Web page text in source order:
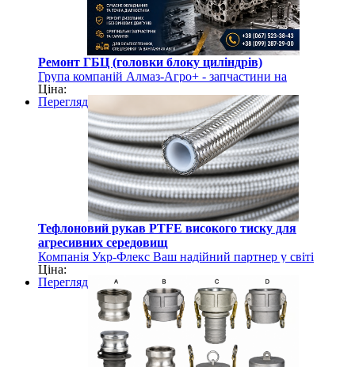
Ремонт ГБЦ (головки блоку циліндрів)
Група компаній Алмаз-Агро+ - запчастини на
сільгосптехніку
Ціна:
Перегляд
Тефлоновий рукав PTFE високого тиску для
агресивних середовищ
Компанія Укр-Флекс Ваш надійний партнер у світі
рукавів та шлангів
Ціна:
Перегляд